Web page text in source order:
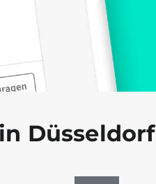
Düsseldorf